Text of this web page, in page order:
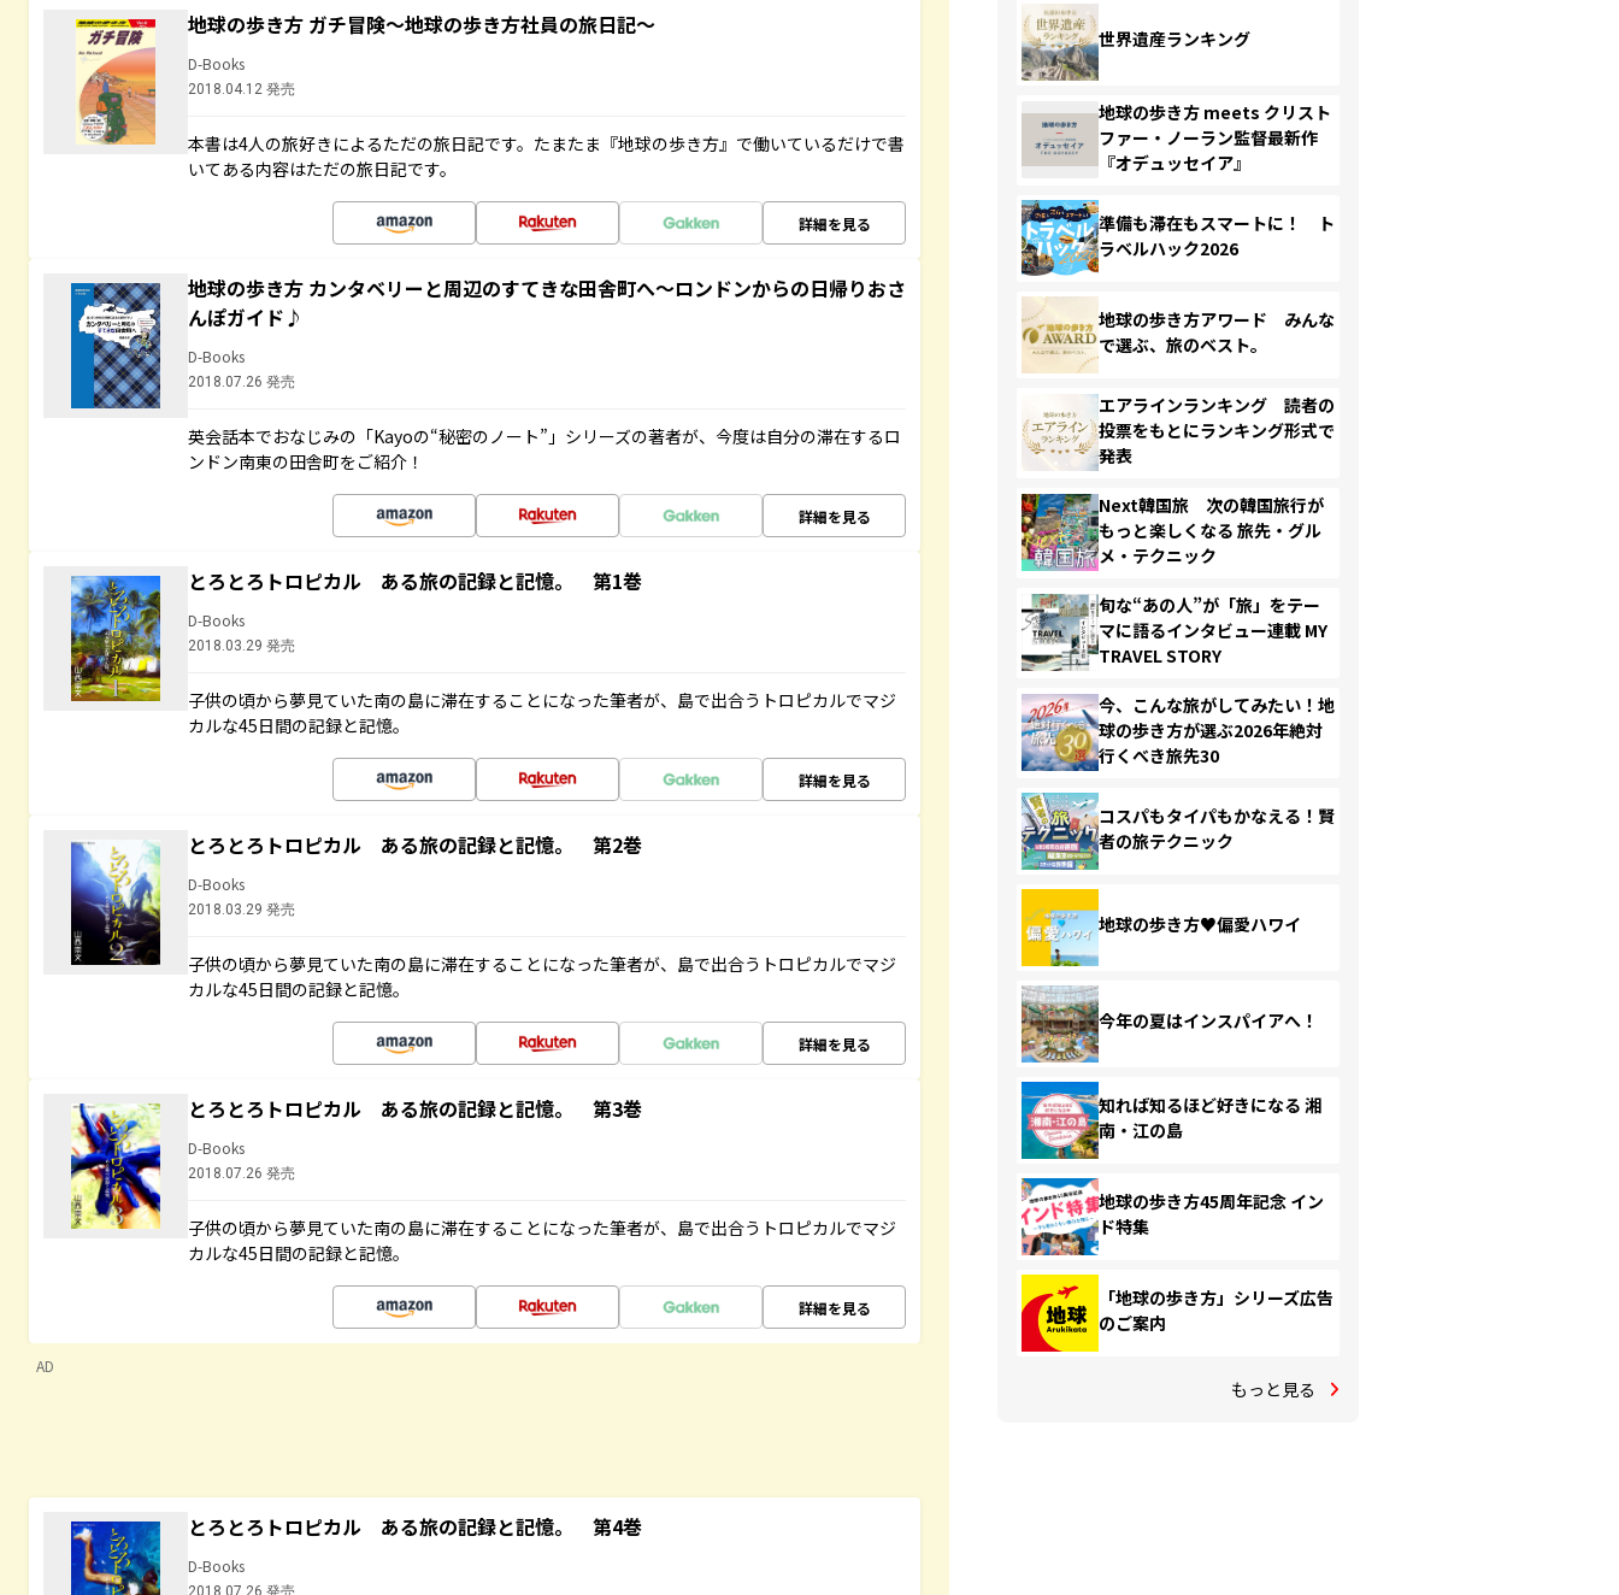
地球の歩き方 ガチ冒険～地球の歩き方社員の旅日記～
D-Books
2018.04.12 発売
本書は4人の旅好きによるただの旅日記です。たまたま『地球の歩き方』で働いているだけで書
いてある内容はただの旅日記です。
詳細を見る
地球の歩き方 カンタベリーと周辺のすてきな田舎町へ～ロンドンからの日帰りおさ
んぽガイド♪
D-Books
2018.07.26 発売
英会話本でおなじみの「Kayoの“秘密のノート”」シリーズの著者が、今度は自分の滞在するロ
ンドン南東の田舎町をご紹介！
詳細を見る
とろとろトロピカル ある旅の記録と記憶。 第1巻
D-Books
2018.03.29 発売
子供の頃から夢見ていた南の島に滞在することになった筆者が、島で出合うトロピカルでマジ
カルな45日間の記録と記憶。
詳細を見る
とろとろトロピカル ある旅の記録と記憶。 第2巻
D-Books
2018.03.29 発売
子供の頃から夢見ていた南の島に滞在することになった筆者が、島で出合うトロピカルでマジ
カルな45日間の記録と記憶。
詳細を見る
とろとろトロピカル ある旅の記録と記憶。 第3巻
D-Books
2018.07.26 発売
子供の頃から夢見ていた南の島に滞在することになった筆者が、島で出合うトロピカルでマジ
カルな45日間の記録と記憶。
詳細を見る
AD
とろとろトロピカル ある旅の記録と記憶。 第4巻
D-Books
2018.07.26 発売
世界遺産ランキング
地球の歩き方 meets クリスト
ファー・ノーラン監督最新作
『オデュッセイア』
準備も滞在もスマートに！ ト
ラベルハック2026
地球の歩き方アワード みんな
で選ぶ、旅のベスト。
エアラインランキング 読者の
投票をもとにランキング形式で
発表
Next韓国旅 次の韓国旅行が
もっと楽しくなる 旅先・グル
メ・テクニック
旬な“あの人”が「旅」をテー
マに語るインタビュー連載 MY
TRAVEL STORY
今、こんな旅がしてみたい！地
球の歩き方が選ぶ2026年絶対
行くべき旅先30
コスパもタイパもかなえる！賢
者の旅テクニック
地球の歩き方♥偏愛ハワイ
今年の夏はインスパイアへ！
知れば知るほど好きになる 湘
南・江の島
地球の歩き方45周年記念 イン
ド特集
「地球の歩き方」シリーズ広告
のご案内
もっと見る